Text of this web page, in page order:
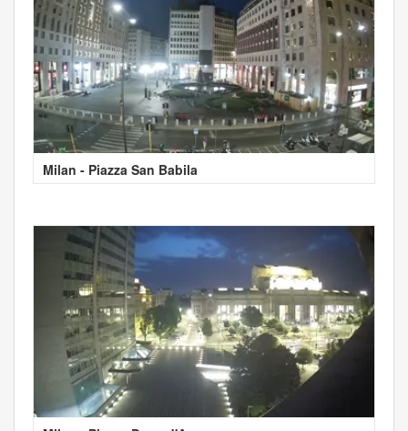
Milan - Piazza San Babila